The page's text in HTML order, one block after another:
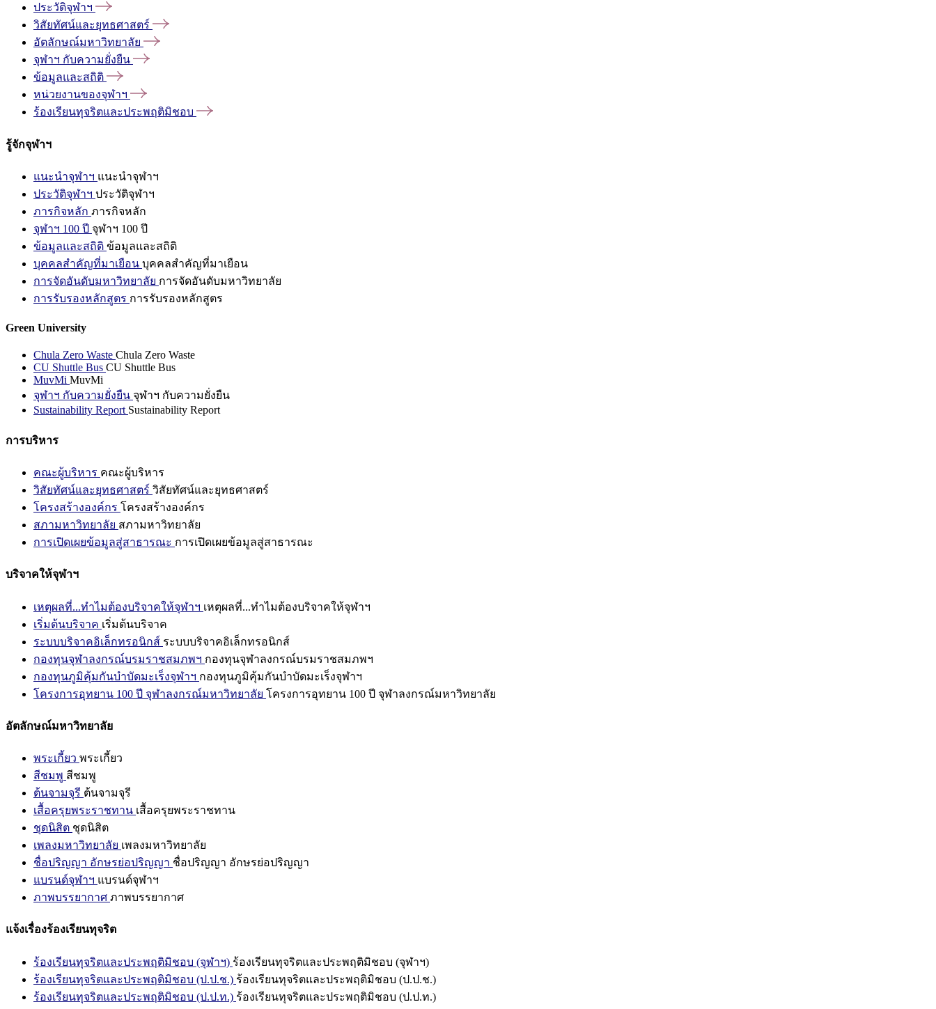
ประวัติจุฬาฯ
วิสัยทัศน์และยุทธศาสตร์
อัตลักษณ์มหาวิทยาลัย
จุฬาฯ กับความยั่งยืน
ข้อมูลและสถิติ
หน่วยงานของจุฬาฯ
ร้องเรียนทุจริตและประพฤติมิชอบ
รู้จักจุฬาฯ
แนะนำจุฬาฯ แนะนำจุฬาฯ
ประวัติจุฬาฯ ประวัติจุฬาฯ
ภารกิจหลัก ภารกิจหลัก
จุฬาฯ 100 ปี จุฬาฯ 100 ปี
ข้อมูลและสถิติ ข้อมูลและสถิติ
บุคคลสำคัญที่มาเยือน บุคคลสำคัญที่มาเยือน
การจัดอันดับมหาวิทยาลัย การจัดอันดับมหาวิทยาลัย
การรับรองหลักสูตร การรับรองหลักสูตร
Green University
Chula Zero Waste Chula Zero Waste
CU Shuttle Bus CU Shuttle Bus
MuvMi MuvMi
จุฬาฯ กับความยั่งยืน จุฬาฯ กับความยั่งยืน
Sustainability Report Sustainability Report
การบริหาร
คณะผู้บริหาร คณะผู้บริหาร
วิสัยทัศน์และยุทธศาสตร์ วิสัยทัศน์และยุทธศาสตร์
โครงสร้างองค์กร โครงสร้างองค์กร
สภามหาวิทยาลัย สภามหาวิทยาลัย
การเปิดเผยข้อมูลสู่สาธารณะ การเปิดเผยข้อมูลสู่สาธารณะ
บริจาคให้จุฬาฯ
เหตุผลที่...ทำไมต้องบริจาคให้จุฬาฯ เหตุผลที่...ทำไมต้องบริจาคให้จุฬาฯ
เริ่มต้นบริจาค เริ่มต้นบริจาค
ระบบบริจาคอิเล็กทรอนิกส์ ระบบบริจาคอิเล็กทรอนิกส์
กองทุนจุฬาลงกรณ์บรมราชสมภพฯ กองทุนจุฬาลงกรณ์บรมราชสมภพฯ
กองทุนภูมิคุ้มกันบำบัดมะเร็งจุฬาฯ กองทุนภูมิคุ้มกันบำบัดมะเร็งจุฬาฯ
โครงการอุทยาน 100 ปี จุฬาลงกรณ์มหาวิทยาลัย โครงการอุทยาน 100 ปี จุฬาลงกรณ์มหาวิทยาลัย
อัตลักษณ์มหาวิทยาลัย
พระเกี้ยว พระเกี้ยว
สีชมพู สีชมพู
ต้นจามจุรี ต้นจามจุรี
เสื้อครุยพระราชทาน เสื้อครุยพระราชทาน
ชุดนิสิต ชุดนิสิต
เพลงมหาวิทยาลัย เพลงมหาวิทยาลัย
ชื่อปริญญา อักษรย่อปริญญา ชื่อปริญญา อักษรย่อปริญญา
แบรนด์จุฬาฯ แบรนด์จุฬาฯ
ภาพบรรยากาศ ภาพบรรยากาศ
แจ้งเรื่องร้องเรียนทุจริต
ร้องเรียนทุจริตและประพฤติมิชอบ (จุฬาฯ) ร้องเรียนทุจริตและประพฤติมิชอบ (จุฬาฯ)
ร้องเรียนทุจริตและประพฤติมิชอบ (ป.ป.ช.) ร้องเรียนทุจริตและประพฤติมิชอบ (ป.ป.ช.)
ร้องเรียนทุจริตและประพฤติมิชอบ (ป.ป.ท.) ร้องเรียนทุจริตและประพฤติมิชอบ (ป.ป.ท.)